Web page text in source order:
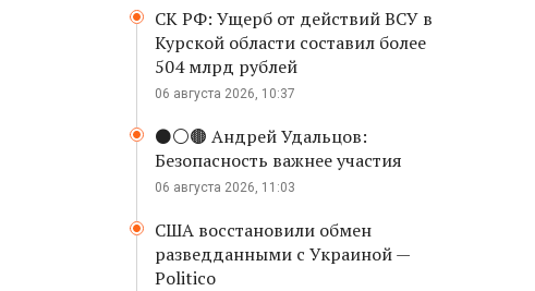
СК РФ: Ущерб от действий ВСУ в
Курской области составил более
504 млрд рублей
06 августа 2026, 10:37
⚫️⚪️🟤 Андрей Удальцов:
Безопасность важнее участия
06 августа 2026, 11:03
США восстановили обмен
разведданными с Украиной —
Politico